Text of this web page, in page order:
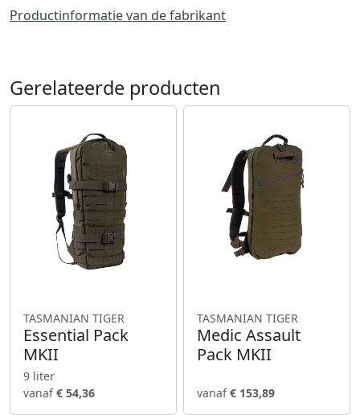
Productinformatie van de fabrikant
Gerelateerde producten
TASMANIAN TIGER
Essential Pack
MKII
9 liter
vanaf€ 54,36
TASMANIAN TIGER
Medic Assault
Pack MKII
vanaf€ 153,89